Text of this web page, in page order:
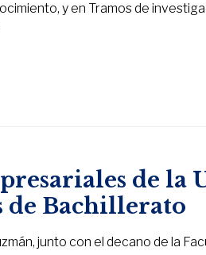
y en Tramos de
de la
de Bachillerato
junto con el decano de la